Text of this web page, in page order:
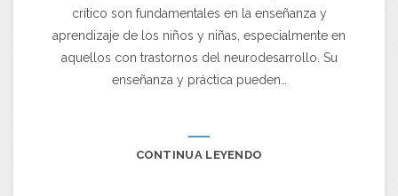
crítico son fundamentales en la enseñanza y
aprendizaje de los niños y niñas, especialmente en
aquellos con trastornos del neurodesarrollo. Su
enseñanza y práctica pueden…
CONTINUA LEYENDO